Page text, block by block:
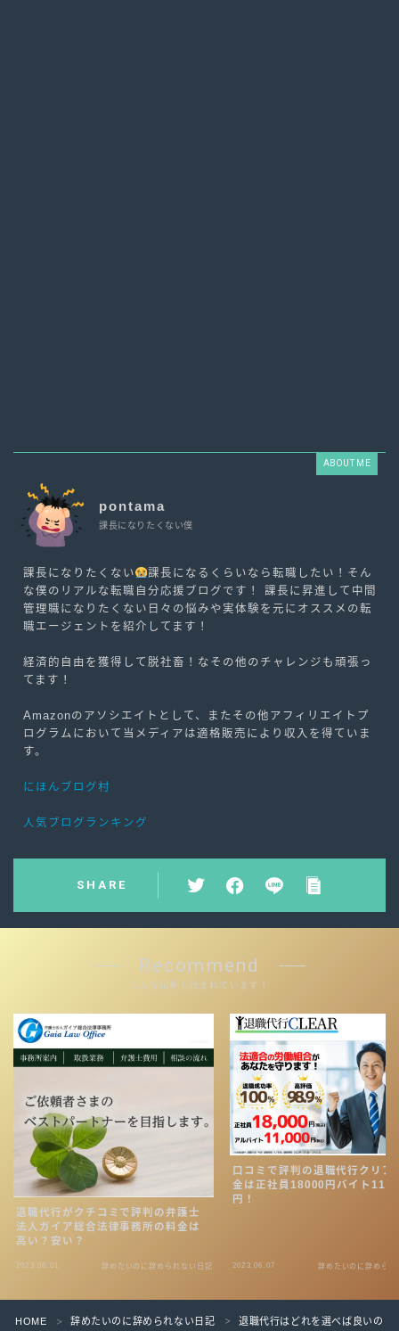
ABOUT ME
pontama
課長になりたくない僕
課長になりたくない
課長になるくらいなら転職したい！そん
な僕のリアルな転職自分応援ブログです！ 課長に昇進して中間
管理職になりたくない日々の悩みや実体験を元にオススメの転
職エージェントを紹介してます！
経済的自由を獲得して脱社畜！なその他のチャレンジも頑張っ
てます！
Amazonのアソシエイトとして、またその他アフィリエイトプ
ログラムにおいて当メディアは適格販売により収入を得ていま
す。
にほんブログ村
人気ブログランキング
SHARE
Recommend
こんな記事も読まれています！
退職代行がクチコミで評判の弁護士
法人ガイア総合法律事務所の料金は
高い？安い？
2023.06.01 辞めたいのに辞められない日記
口コミで評判の退職代行クリア
金は正社員18000円バイト
円！
2023.06.07 辞めたいのに辞められ
HOME ＞ 辞めたいのに辞められない日記 ＞ 退職代行はどれを選べば良いの？